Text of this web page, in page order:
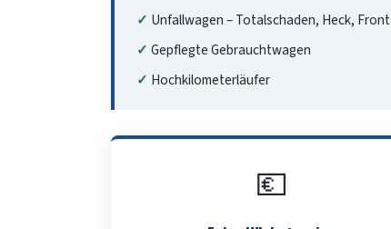
Unfallwagen – Totalschaden, Heck, Front
Gepflegte Gebrauchtwagen
Hochkilometerläufer
💶